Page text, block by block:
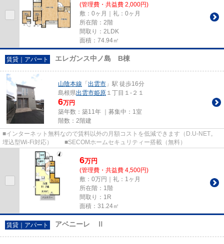
(管理費・共益費 2,000円)
敷：0ヶ月｜礼：0ヶ月
所在階：2階
間取り：2LDK
面積：74.94㎡
賃貸｜アパート エレガンス中ノ島 B棟
山陰本線 「 出雲市 」駅 徒歩16分
島根県出雲市姫原 １丁目１-２１
6万円
築年数：築11年 ｜募集中： 1室
階数：2階建
■インターネット無料なので賃料以外の月額コストを低減できます（D.U-NET。
埋込型Wi-Fi対応） ■SECOMホームセキュリティー搭載（無料）
6万円
(管理費・共益費 4,500円)
敷：0万円｜礼：1ヶ月
所在階：1階
間取り：1R
面積：31.24㎡
賃貸｜アパート アベニーレ Ⅱ